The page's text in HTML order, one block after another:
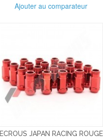
Ajouter au comparateur
ECROUS JAPAN RACING ROUGE